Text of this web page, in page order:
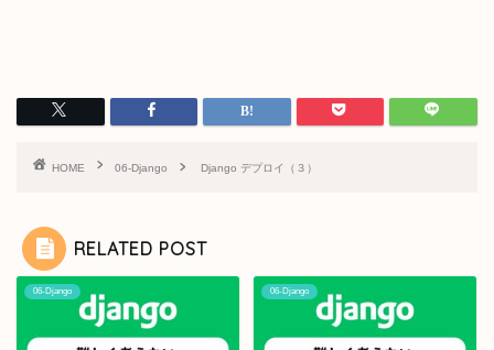
HOME 06-Django Django デプロイ（３）
RELATED POST
06-Django 06-Django